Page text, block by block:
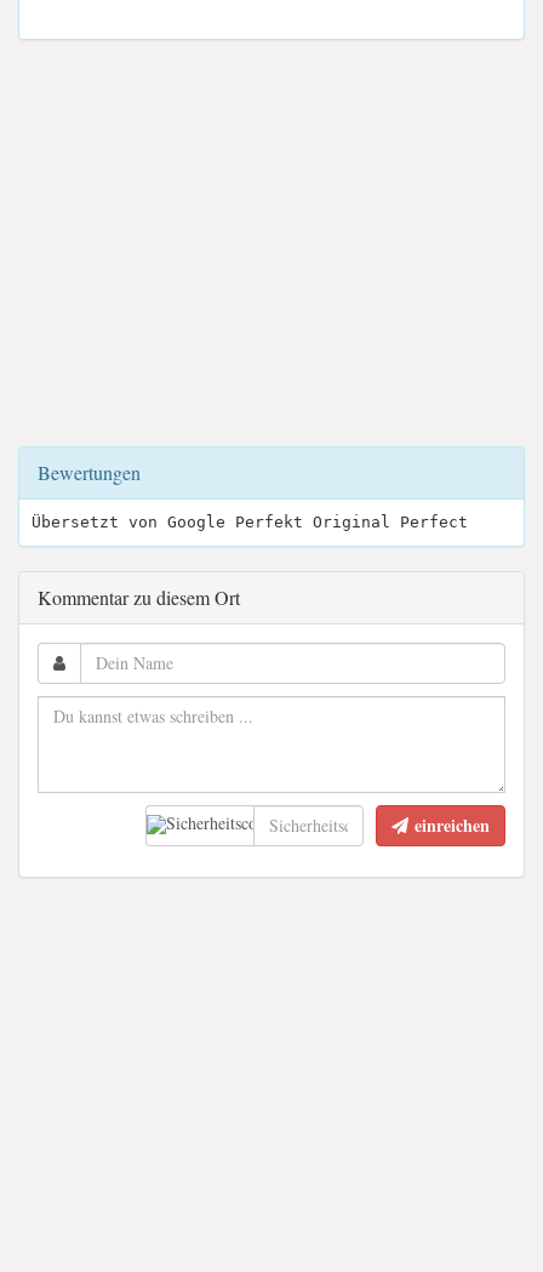
Bewertungen
Übersetzt von Google Perfekt Original Perfect
Kommentar zu diesem Ort
einreichen